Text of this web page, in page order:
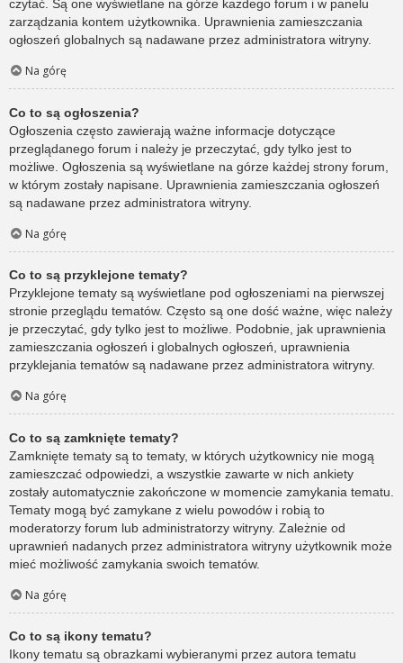
czytać. Są one wyświetlane na górze każdego forum i w panelu
zarządzania kontem użytkownika. Uprawnienia zamieszczania
ogłoszeń globalnych są nadawane przez administratora witryny.
Na górę
Co to są ogłoszenia?
Ogłoszenia często zawierają ważne informacje dotyczące
przeglądanego forum i należy je przeczytać, gdy tylko jest to
możliwe. Ogłoszenia są wyświetlane na górze każdej strony forum,
w którym zostały napisane. Uprawnienia zamieszczania ogłoszeń
są nadawane przez administratora witryny.
Na górę
Co to są przyklejone tematy?
Przyklejone tematy są wyświetlane pod ogłoszeniami na pierwszej
stronie przeglądu tematów. Często są one dość ważne, więc należy
je przeczytać, gdy tylko jest to możliwe. Podobnie, jak uprawnienia
zamieszczania ogłoszeń i globalnych ogłoszeń, uprawnienia
przyklejania tematów są nadawane przez administratora witryny.
Na górę
Co to są zamknięte tematy?
Zamknięte tematy są to tematy, w których użytkownicy nie mogą
zamieszczać odpowiedzi, a wszystkie zawarte w nich ankiety
zostały automatycznie zakończone w momencie zamykania tematu.
Tematy mogą być zamykane z wielu powodów i robią to
moderatorzy forum lub administratorzy witryny. Zależnie od
uprawnień nadanych przez administratora witryny użytkownik może
mieć możliwość zamykania swoich tematów.
Na górę
Co to są ikony tematu?
Ikony tematu są obrazkami wybieranymi przez autora tematu